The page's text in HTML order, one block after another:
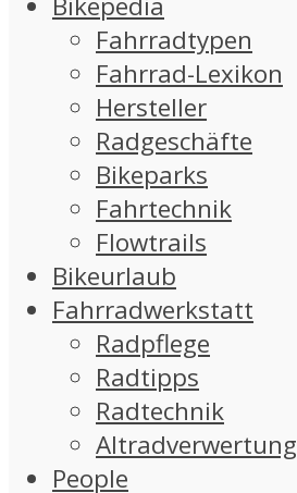
Fahrradtypen
Fahrrad-Lexikon
Hersteller
Radgeschäfte
Bikeparks
Fahrtechnik
Flowtrails
Bikeurlaub
Fahrradwerkstatt
Radpflege
Radtipps
Radtechnik
Altradverwertung
People